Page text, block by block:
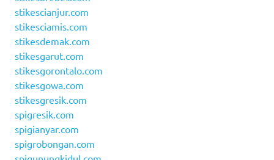
stikescianjur.com
stikesciamis.com
stikesdemak.com
stikesgarut.com
stikesgorontalo.com
stikesgowa.com
stikesgresik.com
spigresik.com
spigianyar.com
spigrobongan.com